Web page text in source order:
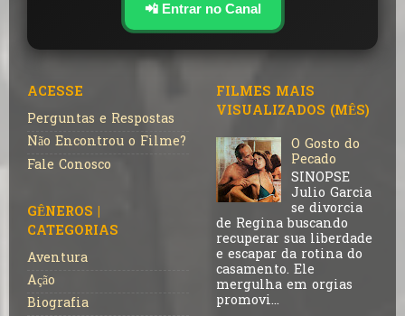
📲 Entrar no Canal
ACESSE
Perguntas e Respostas
Não Encontrou o Filme?
Fale Conosco
GÊNEROS |
CATEGORIAS
Aventura
Ação
Biografia
FILMES MAIS
VISUALIZADOS (MÊS)
O Gosto do
Pecado
SINOPSE
Julio Garcia
se divorcia
de Regina buscando
recuperar sua liberdade
e escapar da rotina do
casamento. Ele
mergulha em orgias
promovi...